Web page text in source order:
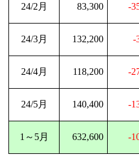
24/2 月 83,300 -
24/3月 132,200 -
24/4月 118,200 -
24/5月 140,400 -
1 ～ 5月 632,600 -